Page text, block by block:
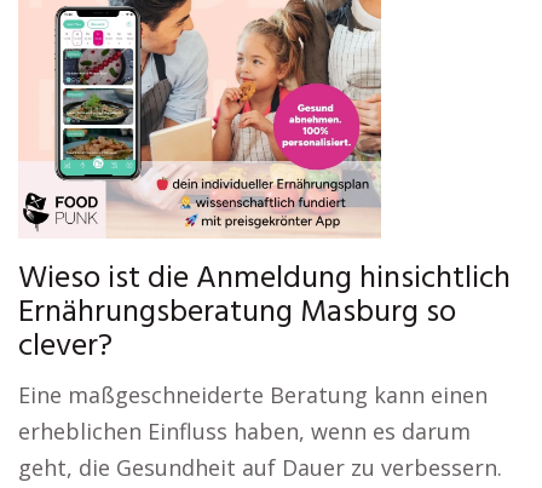
Wieso ist die Anmeldung hinsichtlich
Ernährungsberatung Masburg so
clever?
Eine maßgeschneiderte Beratung kann einen
erheblichen Einfluss haben, wenn es darum
geht, die Gesundheit auf Dauer zu verbessern.